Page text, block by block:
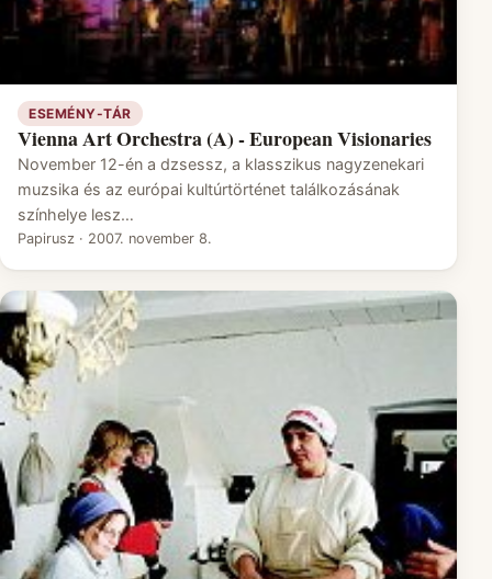
ESEMÉNY-TÁR
Vienna Art Orchestra (A) - European Visionaries
November 12-én a dzsessz, a klasszikus nagyzenekari
muzsika és az európai kultúrtörténet találkozásának
színhelye lesz…
Papirusz · 2007. november 8.